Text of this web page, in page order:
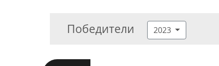
Победители 2023